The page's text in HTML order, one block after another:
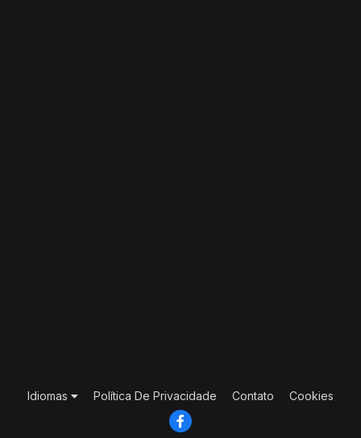
Idiomas Política De Privacidade Contato Cookies